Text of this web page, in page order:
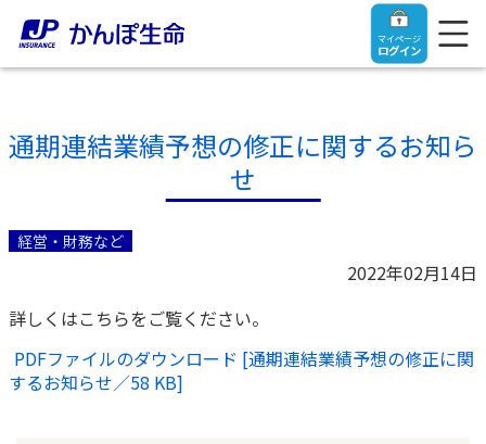
マイページ
ログイン
ご契約者さま
ご契約者さま
マイページログイン
保険をご検討中のお客さま
保険をご検討中のお客さま
法人のお客さま
通期連結業績予想の修正に関するお知ら
せ
経営・財務など
2022年02月14日
詳しくはこちらをご覧ください。
PDFファイルのダウンロード [通期連結業績予想の修正に関
するお知らせ／58 KB]